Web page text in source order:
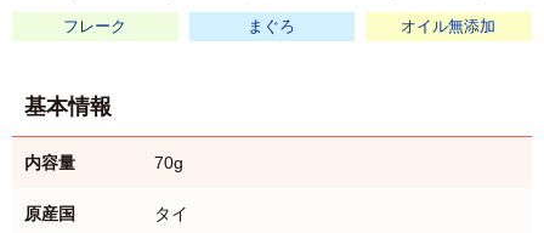
フレーク まぐろ オイル無添加
基本情報
内容量 70g
原産国 タイ